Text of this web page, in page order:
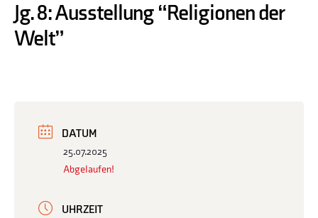
Jg. 8: Ausstellung “Religionen der
Welt”
DATUM
25.07.2025
Abgelaufen!
UHRZEIT